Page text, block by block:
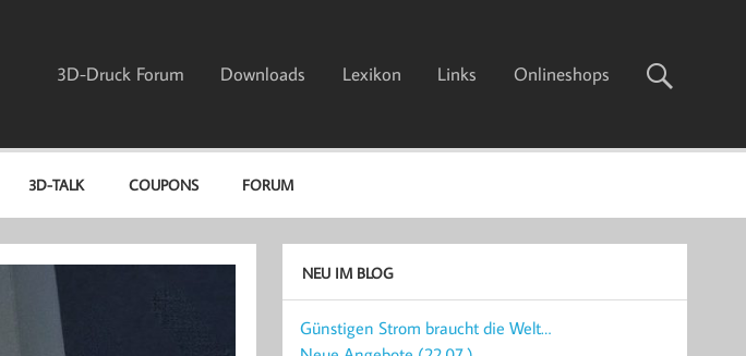
3D-Druck Forum Downloads Lexikon Links Onlineshops
3D-TALK COUPONS FORUM
NEU IM BLOG
Günstigen Strom braucht die Welt…